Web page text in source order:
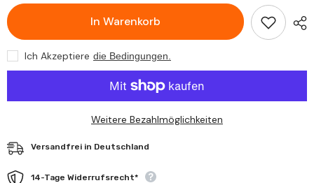
Cinquecento
1999
H4
R2
Streuscheibe
1999
H4
R2
Streuscheibe
In Warenkorb
Ich Akzeptiere die Bedingungen.
Weitere Bezahlmöglichkeiten
Versandfrei in Deutschland
14-Tage Widerrufsrecht*